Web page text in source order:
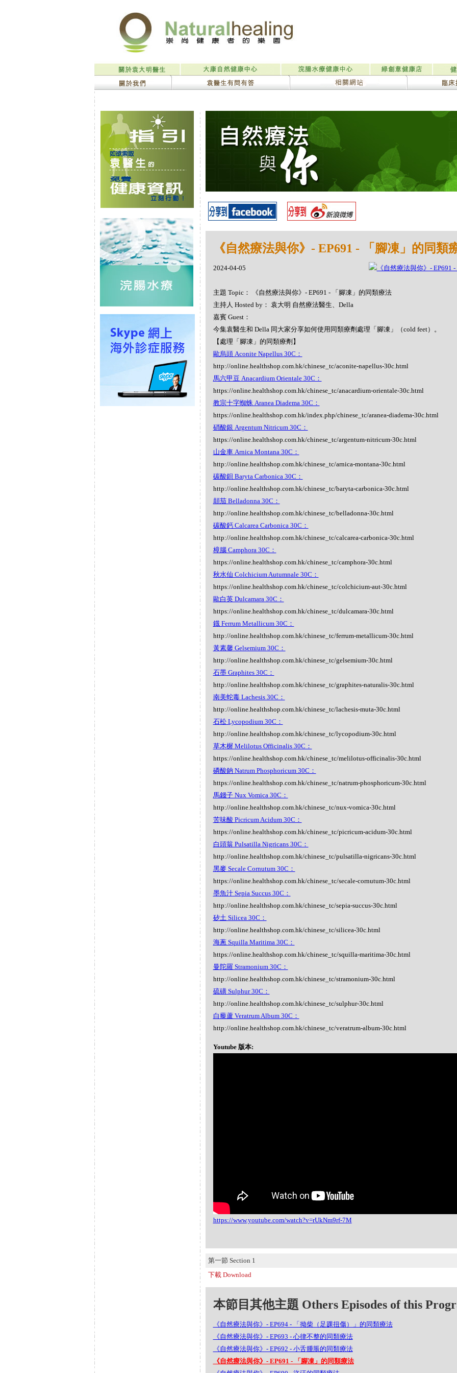
《自然療法與你》- EP691 - 「腳凍」的同類
2024-04-05
主題 Topic： 《自然療法與你》- EP691 - 「腳凍」的同類療法
主持人 Hosted by： 袁大明 自然療法醫生、Della
嘉賓 Guest：
今集袁醫生和 Della 同大家分享如何使用同類療劑處理「腳凍」（cold feet）。
【處理「腳凍」的同類療劑】
歐烏頭 Aconite Napellus 30C：
http://online.healthshop.com.hk/chinese_tc/aconite-napellus-30c.html
馬六甲豆 Anacardium Orientale 30C：
https://online.healthshop.com.hk/chinese_tc/anacardium-orientale-30c.html
教宗十字蜘蛛 Aranea Diadema 30C：
https://online.healthshop.com.hk/index.php/chinese_tc/aranea-diadema-30c.html
硝酸銀 Argentum Nitricum 30C：
https://online.healthshop.com.hk/chinese_tc/argentum-nitricum-30c.html
山金車 Arnica Montana 30C：
http://online.healthshop.com.hk/chinese_tc/arnica-montana-30c.html
碳酸鋇 Baryta Carbonica 30C：
http://online.healthshop.com.hk/chinese_tc/baryta-carbonica-30c.html
顛茄 Belladonna 30C：
http://online.healthshop.com.hk/chinese_tc/belladonna-30c.html
碳酸鈣 Calcarea Carbonica 30C：
http://online.healthshop.com.hk/chinese_tc/calcarea-carbonica-30c.html
樟腦 Camphora 30C：
https://online.healthshop.com.hk/chinese_tc/camphora-30c.html
秋水仙 Colchicium Autumnale 30C：
https://online.healthshop.com.hk/chinese_tc/colchicium-aut-30c.html
歐白英 Dulcamara 30C：
https://online.healthshop.com.hk/chinese_tc/dulcamara-30c.html
鐡 Ferrum Metallicum 30C：
http://online.healthshop.com.hk/chinese_tc/ferrum-metallicum-30c.html
黃素馨 Gelsemium 30C：
http://online.healthshop.com.hk/chinese_tc/gelsemium-30c.html
石墨 Graphites 30C：
http://online.healthshop.com.hk/chinese_tc/graphites-naturalis-30c.html
南美蛇毒 Lachesis 30C：
http://online.healthshop.com.hk/chinese_tc/lachesis-muta-30c.html
石松 Lycopodium 30C：
http://online.healthshop.com.hk/chinese_tc/lycopodium-30c.html
草木樨 Melilotus Officinalis 30C：
https://online.healthshop.com.hk/chinese_tc/melilotus-officinalis-30c.html
磷酸鈉 Natrum Phosphoricum 30C：
https://online.healthshop.com.hk/chinese_tc/natrum-phosphoricum-30c.html
馬錢子 Nux Vomica 30C：
http://online.healthshop.com.hk/chinese_tc/nux-vomica-30c.html
苦味酸 Picricum Acidum 30C：
https://online.healthshop.com.hk/chinese_tc/picricum-acidum-30c.html
白頭翁 Pulsatilla Nigricans 30C：
http://online.healthshop.com.hk/chinese_tc/pulsatilla-nigricans-30c.html
黑麥 Secale Cornutum 30C：
https://online.healthshop.com.hk/chinese_tc/secale-cornutum-30c.html
墨魚汁 Sepia Succus 30C：
http://online.healthshop.com.hk/chinese_tc/sepia-succus-30c.html
矽土 Silicea 30C：
http://online.healthshop.com.hk/chinese_tc/silicea-30c.html
海蔥 Squilla Maritima 30C：
https://online.healthshop.com.hk/chinese_tc/squilla-maritima-30c.html
曼陀羅 Stramonium 30C：
http://online.healthshop.com.hk/chinese_tc/stramonium-30c.html
硫磺 Sulphur 30C：
http://online.healthshop.com.hk/chinese_tc/sulphur-30c.html
白藜蘆 Veratrum Album 30C：
http://online.healthshop.com.hk/chinese_tc/veratrum-album-30c.html
Youtube 版本:
https://www.youtube.com/watch?v=rUkNm9rf-7M
第一節 Section 1
下載 Download
本節目其他主題 Others Episodes of this
《自然療法與你》- EP694 - 「拗柴（足踝扭傷）」的同類療法
《自然療法與你》- EP693 - 心律不整的同類療法
《自然療法與你》- EP692 - 小舌腫脹的同類療法
《自然療法與你》- EP691 - 「腳凍」的同類療法